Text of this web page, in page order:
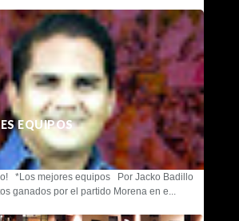
EQUIPOS
*Los mejores equipos Por Jacko Badillo
ganados por el partido Morena en e...